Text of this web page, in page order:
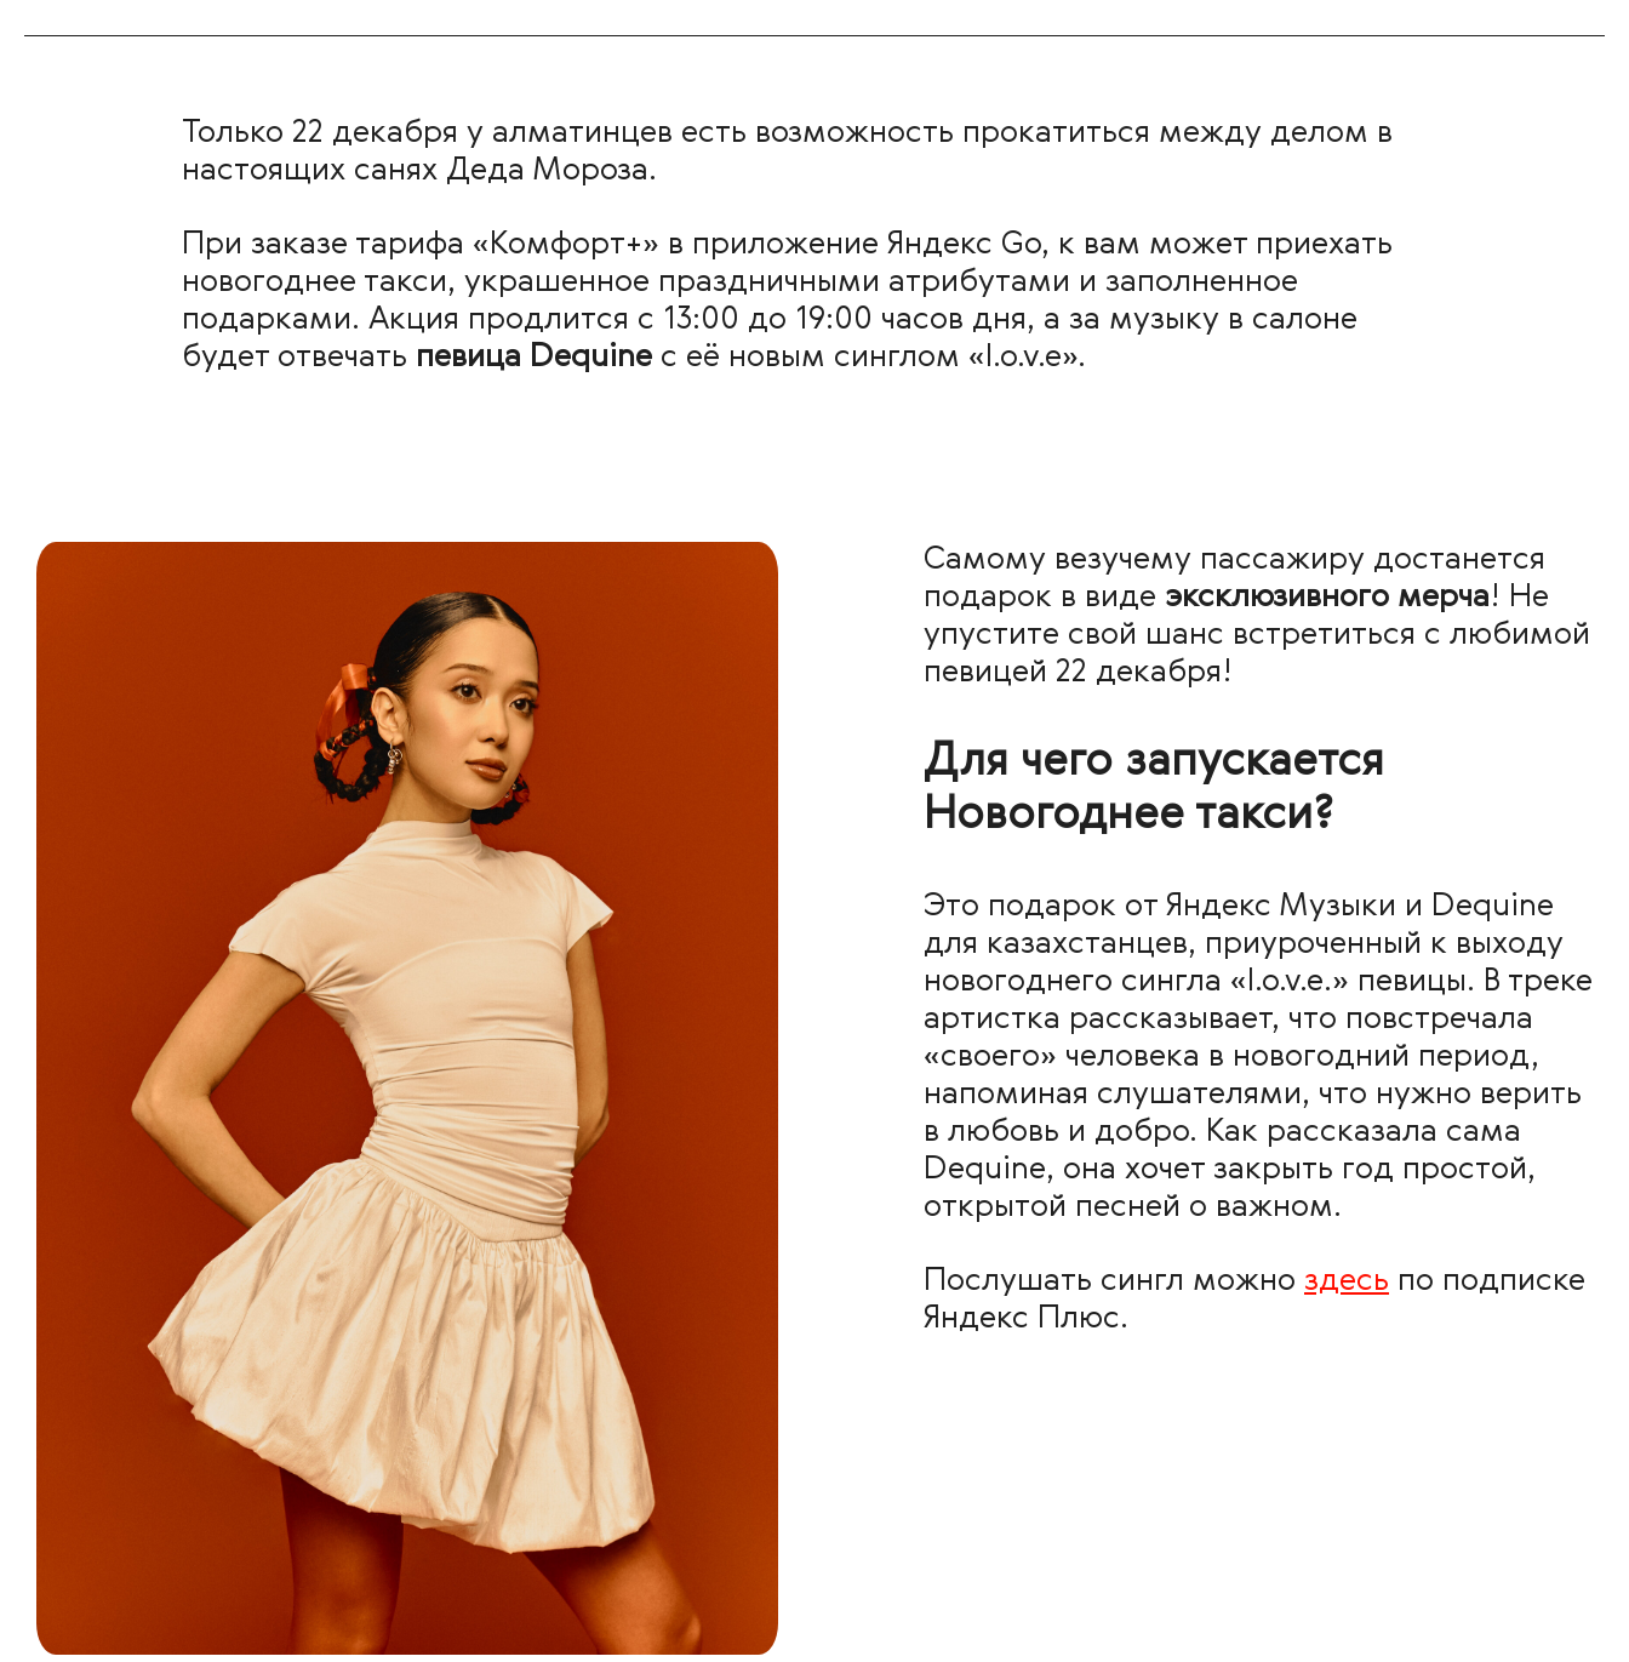
Только 22 декабря у алматинцев есть возможность прокатиться между делом в
настоящих санях Деда Мороза.
При заказе тарифа «Комфорт+» в приложение Яндекс Go, к вам может приехать
новогоднее такси, украшенное праздничными атрибутами и заполненное
подарками. Акция продлится с 13:00 до 19:00 часов дня, а за музыку в салоне
будет отвечать певица Dequineс её новым синглом «l.o.v.e».
Самому везучему пассажиру достанется
подарок в виде эксклюзивного мерча! Не
упустите свой шанс встретиться с любимой
певицей 22 декабря!
Для чего запускается
Новогоднее такси?
Это подарок от Яндекс Музыки и Dequine
для казахстанцев, приуроченный к выходу
новогоднего сингла «l.o.v.e.» певицы. В треке
артистка рассказывает, что повстречала
«своего» человека в новогодний период,
напоминая слушателями, что нужно верить
в любовь и добро. Как рассказала сама
Dequine, она хочет закрыть год простой,
открытой песней о важном.
Послушать сингл можно здесь по подписке
Яндекс Плюс.